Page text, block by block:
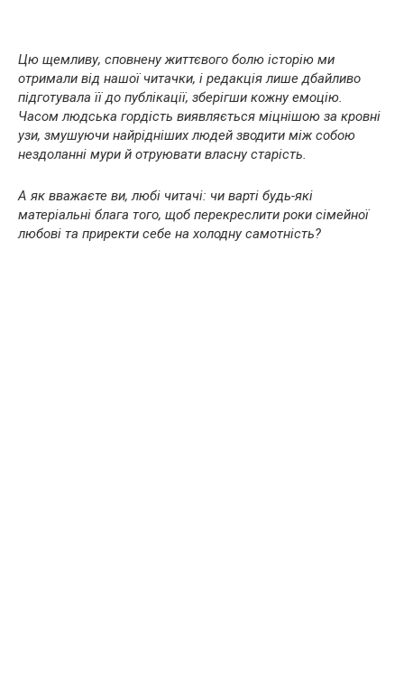
Цю щемливу, сповнену життєвого болю історію ми
отримали від нашої читачки, і редакція лише дбайливо
підготувала її до публікації, зберігши кожну емоцію.
Часом людська гордість виявляється міцнішою за кровні
узи, змушуючи найрідніших людей зводити між собою
нездоланні мури й отруювати власну старість.
А як вважаєте ви, любі читачі: чи варті будь-які
матеріальні блага того, щоб перекреслити роки сімейної
любові та приректи себе на холодну самотність?